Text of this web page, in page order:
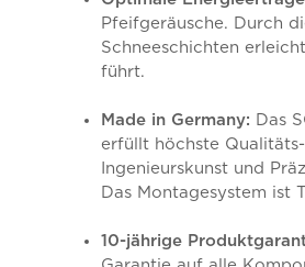
Pfeifgeräusche. Durch
Schneeschichten
führt.
Made in Germany: Das
erfüllt höchste
Ingenieurskunst und
Das Montagesystem ist
10-jährige